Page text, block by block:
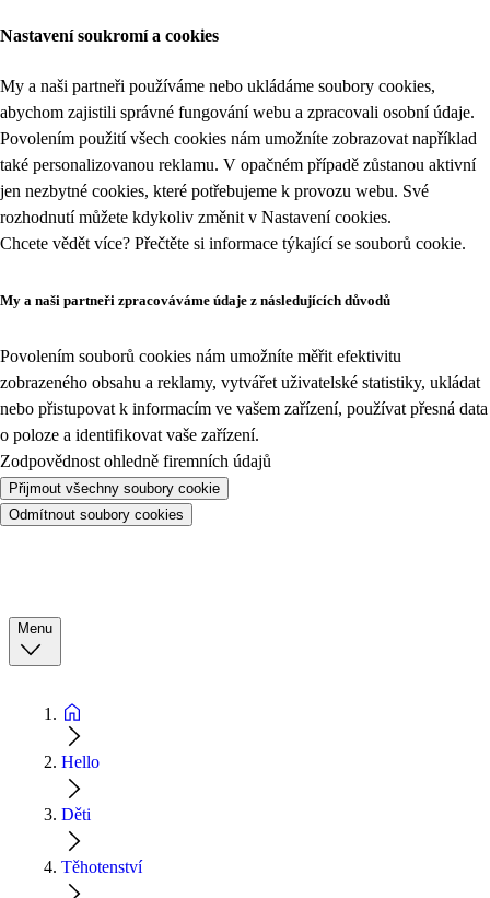
Nastavení soukromí a cookies
My a naši partneři používáme nebo ukládáme soubory cookies,
abychom zajistili správné fungování webu a zpracovali osobní údaje.
Povolením použití všech cookies nám umožníte zobrazovat například
také personalizovanou reklamu. V opačném případě zůstanou aktivní
jen nezbytné cookies, které potřebujeme k provozu webu. Své
rozhodnutí můžete kdykoliv změnit v Nastavení cookies.
Chcete vědět více? Přečtěte si informace týkající se souborů cookie.
My a naši partneři zpracováváme údaje z následujících důvodů
Povolením souborů cookies nám umožníte měřit efektivitu
zobrazeného obsahu a reklamy, vytvářet uživatelské statistiky, ukládat
nebo přistupovat k informacím ve vašem zařízení, používat přesná data
o poloze a identifikovat vaše zařízení.
Zodpovědnost ohledně firemních údajů
Přijmout všechny soubory cookie
Odmítnout soubory cookies
Menu
Hello
Děti
Těhotenství